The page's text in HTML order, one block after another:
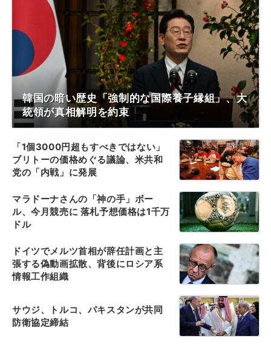
韓国の暗い歴史「強制的な国際養子縁組」、大
統領が真相解明を約束
「1個3000円超もすべきではない」
ブリトーの価格めぐる議論、米共和
党の「内戦」に発展
マラドーナさんの「神の手」ボー
ル、今月競売に 落札予想価格は1千万
ドル
ドイツでメルツ首相が辞任計画と主
張する偽動画拡散、背後にロシア系
情報工作組織
サウジ、トルコ、パキスタンが共同
防衛協定締結